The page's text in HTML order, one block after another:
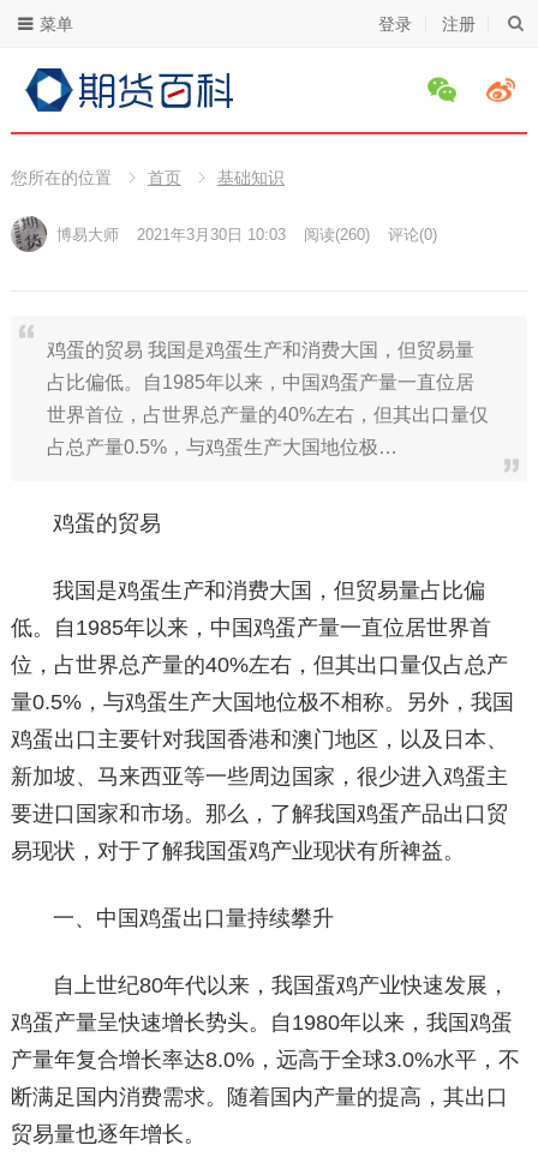
登录 注册
菜单
您所在的位置 首页 基础知识
博易大师 2021年3月30日 10:03 阅读(260) 评论(0)
鸡蛋的贸易 我国是鸡蛋生产和消费大国，但贸易量
占比偏低。自1985年以来，中国鸡蛋产量一直位居
世界首位，占世界总产量的40%左右，但其出口量仅
占总产量0.5%，与鸡蛋生产大国地位极…
鸡蛋的贸易
我国是鸡蛋生产和消费大国，但贸易量占比偏
低。自1985年以来，中国鸡蛋产量一直位居世界首
位，占世界总产量的40%左右，但其出口量仅占总产
量0.5%，与鸡蛋生产大国地位极不相称。另外，我国
鸡蛋出口主要针对我国香港和澳门地区，以及日本、
新加坡、马来西亚等一些周边国家，很少进入鸡蛋主
要进口国家和市场。那么，了解我国鸡蛋产品出口贸
易现状，对于了解我国蛋鸡产业现状有所裨益。
一、中国鸡蛋出口量持续攀升
自上世纪80年代以来，我国蛋鸡产业快速发展，
鸡蛋产量呈快速增长势头。自1980年以来，我国鸡蛋
产量年复合增长率达8.0%，远高于全球3.0%水平，不
断满足国内消费需求。随着国内产量的提高，其出口
贸易量也逐年增长。